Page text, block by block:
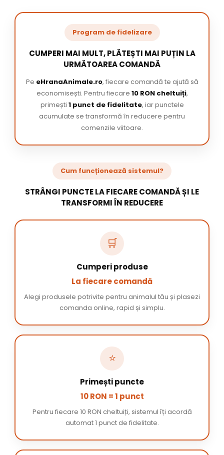
Program de fidelizare
CUMPERI MAI MULT, PLĂTEȘTI MAI PUȚIN LA
URMĂTOAREA COMANDĂ
Pe eHranaAnimale.ro, fiecare comandă te ajută să
economisești. Pentru fiecare 10 RON cheltuiți,
primești 1 punct de fidelitate, iar punctele
acumulate se transformă în reducere pentru
comenzile viitoare.
Cum funcționează sistemul?
STRÂNGI PUNCTE LA FIECARE COMANDĂ ȘI LE
TRANSFORMI ÎN REDUCERE
🛒
Cumperi produse
La fiecare comandă
Alegi produsele potrivite pentru animalul tău și plasezi
comanda online, rapid și simplu.
⭐
Primești puncte
10 RON = 1 punct
Pentru fiecare 10 RON cheltuiți, sistemul îți acordă
automat 1 punct de fidelitate.